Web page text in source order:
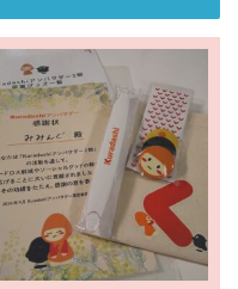
ホーム
新着情報